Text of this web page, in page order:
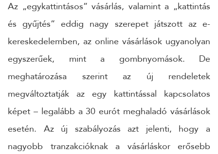
Az „egykattintásos” vásárlás, valamint a „kattintás
és gyűjtés” eddig nagy szerepet játszott az e-
kereskedelemben, az online vásárlások ugyanolyan
egyszerűek, mint a gombnyomások. De
meghatározása szerint az új rendeletek
megváltoztatják az egy kattintással kapcsolatos
képet – legalább a 30 eurót meghaladó vásárlások
esetén. Az új szabályozás azt jelenti, hogy a
nagyobb tranzakcióknak a vásárláskor erősebb